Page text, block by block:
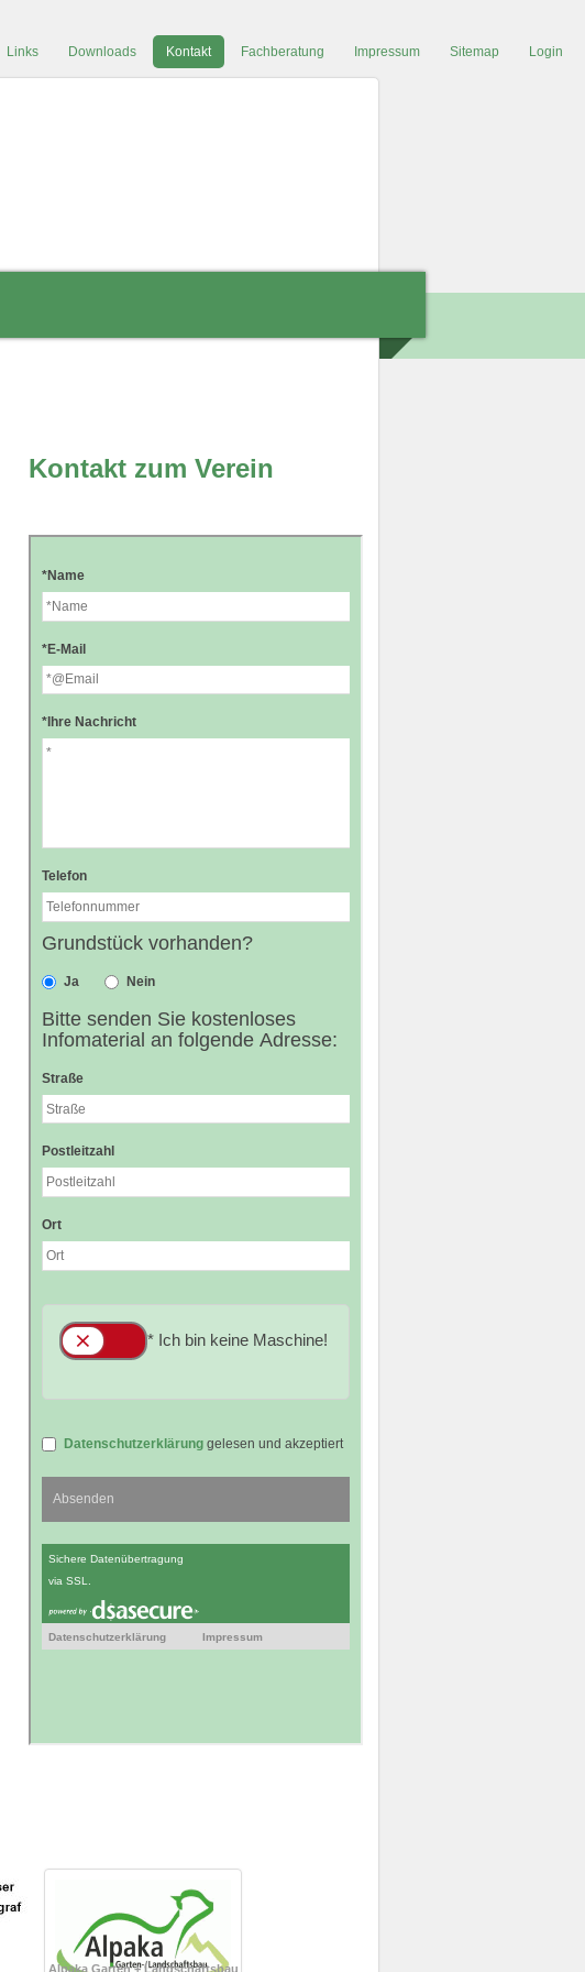
Links Downloads Kontakt Fachberatung Impressum Sitemap Login
Kontakt zum Verein
Alpaka Garten + Landschaftsbau